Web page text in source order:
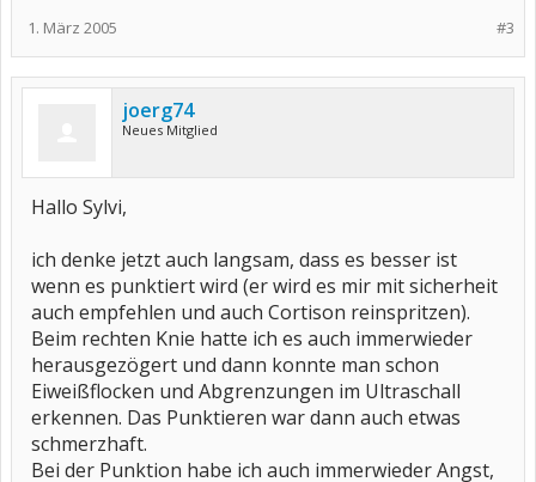
#3
1. März 2005
joerg74
Neues Mitglied
Hallo Sylvi,
ich denke jetzt auch langsam, dass es besser ist
wenn es punktiert wird (er wird es mir mit sicherheit
auch empfehlen und auch Cortison reinspritzen).
Beim rechten Knie hatte ich es auch immerwieder
herausgezögert und dann konnte man schon
Eiweißflocken und Abgrenzungen im Ultraschall
erkennen. Das Punktieren war dann auch etwas
schmerzhaft.
Bei der Punktion habe ich auch immerwieder Angst,